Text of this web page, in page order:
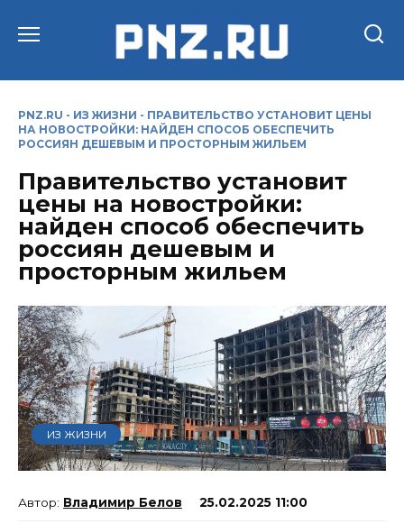
PNZ.RU - ИЗ ЖИЗНИ - ПРАВИТЕЛЬСТВО УСТАНОВИТ ЦЕНЫ
НА НОВОСТРОЙКИ: НАЙДЕН СПОСОБ ОБЕСПЕЧИТЬ
РОССИЯН ДЕШЕВЫМ И ПРОСТОРНЫМ ЖИЛЬЕМ
Правительство установит
цены на новостройки:
найден способ обеспечить
россиян дешевым и
просторным жильем
ИЗ ЖИЗНИ
Владимир Белов 25.02.2025 11:00